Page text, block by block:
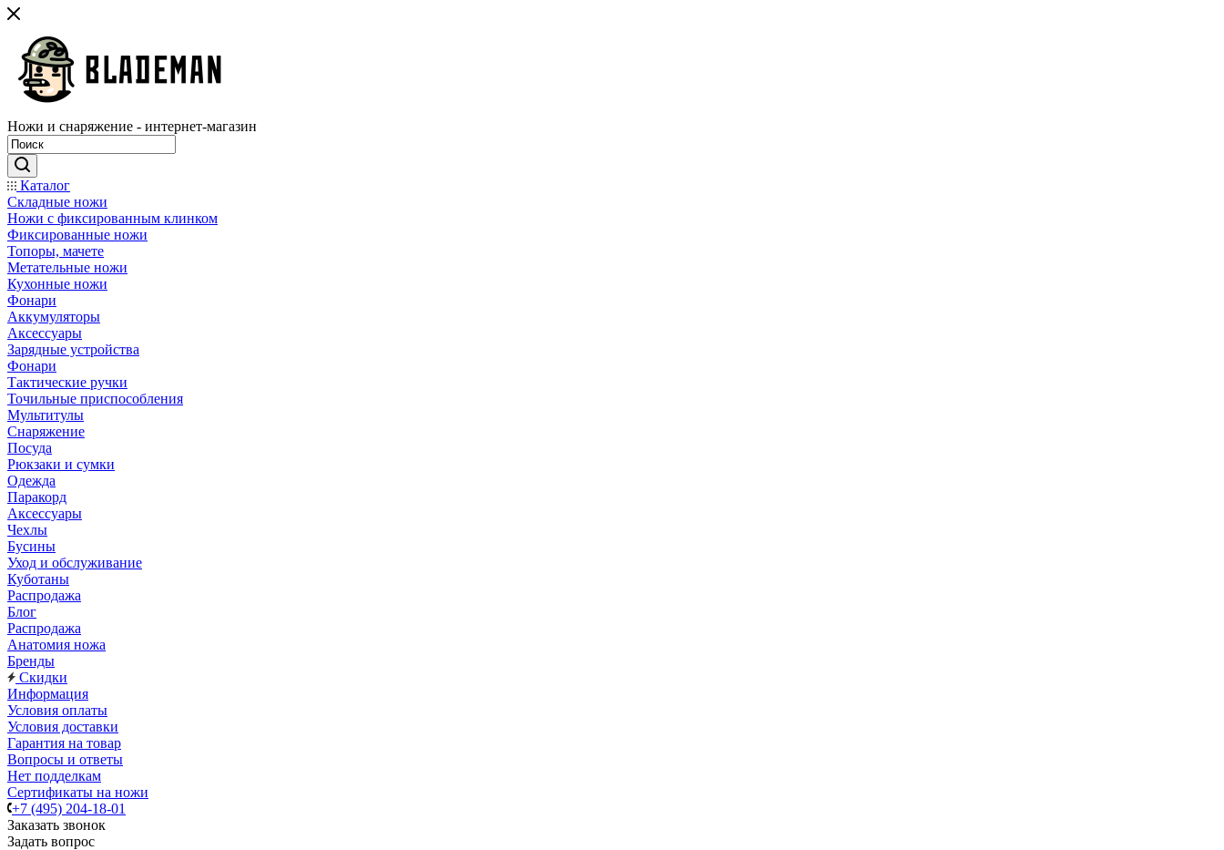
Ножи и снаряжение - интернет-магазин
Каталог
Складные ножи
Ножи с фиксированным клинком
Фиксированные ножи
Топоры, мачете
Метательные ножи
Кухонные ножи
Фонари
Аккумуляторы
Аксессуары
Зарядные устройства
Фонари
Тактические ручки
Точильные приспособления
Мультитулы
Снаряжение
Посуда
Рюкзаки и сумки
Одежда
Паракорд
Аксессуары
Чехлы
Бусины
Уход и обслуживание
Куботаны
Распродажа
Блог
Распродажа
Анатомия ножа
Бренды
Скидки
Информация
Условия оплаты
Условия доставки
Гарантия на товар
Вопросы и ответы
Нет подделкам
Сертификаты на ножи
+7 (495) 204-18-01
Заказать звонок
Задать вопрос